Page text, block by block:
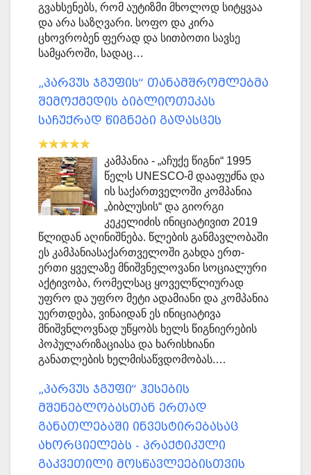
გვახსენებს, რომ აუტიზმი მხოლოდ სიტყვაა
და არა საზღვარი. სოფო და კირა
ცხოვრობენ ფერად და სითბოთი სავსე
სამყაროში, სადაც…
„პარვუს ჯგუფის“ თანამშრომლებმა
შემოქმედის ბიბლიოთეკას
საჩუქრად წიგნები გადასცეს
კამპანია - „აჩუქე წიგნი“ 1995
წელს UNESCO-მ დააფუძნა და
ის საქართველოში კომპანია
„ბიბლუსის“ და გიორგი
კეკელიძის ინიციატივით 2019
წლიდან აღინიშნება. წლების განმავლობაში
ეს კამპანიასაქართველოში გახდა ერთ-
ერთი ყველაზე მნიშვნელოვანი სოციალური
აქტივობა, რომელსაც ყოველწლიურად
უფრო და უფრო მეტი ადამიანი და კომპანია
უერთდება, ვინაიდან ეს ინიციატივა
მნიშვნლოვნად უწყობს ხელს წიგნიერების
პოპულარიზაციასა და ხარისხიანი
განათლების ხელმისაწვდომობას.…
„პარვუს ჯგუფი“ ჰესების
მშენებლობასთან ერთად
განათლებაში ინვესტირებასაც
ახორციელებს - პრაქტიკული
გაკვეთილი მოსწავლეებისთვის